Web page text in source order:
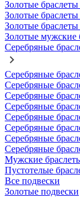
Золотые
Золотые
Золотые
Золотые мужские
Серебряные
Серебряные
Серебряные
Серебряные
Серебряные
Серебряные
Серебряные
Серебряные
Серебряные
Мужские
Пустотелые
Все подвески
Золотые подвески